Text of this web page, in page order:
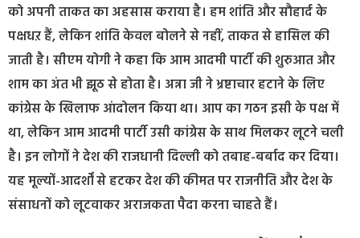
को अपनी ताकत का अहसास कराया है। हम शांति और सौहार्द के
पक्षधऱ हैं, लेकिन शांति केवल बोलने से नहीं, ताकत से हासिल की
जाती है। सीएम योगी ने कहा कि आम आदमी पार्टी की शुरुआत और
शाम का अंत भी झूठ से होता है। अन्ना जी ने भ्रष्टाचार हटाने के लिए
कांग्रेस के खिलाफ आंदोलन किया था। आप का गठन इसी के पक्ष में
था, लेकिन आम आदमी पार्टी उसी कांग्रेस के साथ मिलकर लूटने चली
है। इन लोगों ने देश की राजधानी दिल्ली को तबाह-बर्बाद कर दिया।
यह मूल्यों-आदर्शों से हटकर देश की कीमत पर राजनीति और देश के
संसाधनों को लूटवाकर अराजकता पैदा करना चाहते हैं।